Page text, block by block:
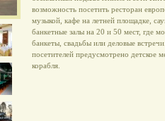
возможность посетить ресторан
музыкой, кафе на летней площадке,
банкетные залы на 20 и 50 мест, где
банкеты, свадьбы или деловые
посетителей предусмотрено детское
корабля.